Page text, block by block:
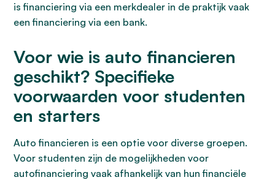
is financiering via een merkdealer in de praktijk vaak
een financiering via een bank.
Voor wie is auto financieren
geschikt? Specifieke
voorwaarden voor studenten
en starters
Auto financieren is een optie voor diverse groepen.
Voor studenten zijn de mogelijkheden voor
autofinanciering vaak afhankelijk van hun financiële